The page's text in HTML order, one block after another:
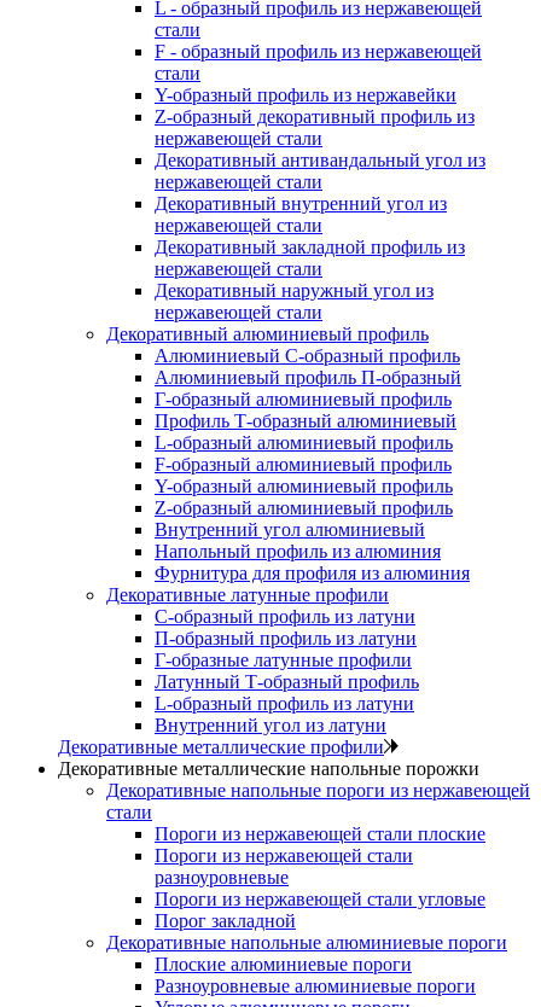
L - образный профиль из нержавеющей
стали
F - образный профиль из нержавеющей
стали
Y-образный профиль из нержавейки
Z-образный декоративный профиль из
нержавеющей стали
Декоративный антивандальный угол из
нержавеющей стали
Декоративный внутренний угол из
нержавеющей стали
Декоративный закладной профиль из
нержавеющей стали
Декоративный наружный угол из
нержавеющей стали
Декоративный алюминиевый профиль
Алюминиевый С-образный профиль
Алюминиевый профиль П-образный
Г-образный алюминиевый профиль
Профиль Т-образный алюминиевый
L-образный алюминиевый профиль
F-образный алюминиевый профиль
Y-образный алюминиевый профиль
Z-образный алюминиевый профиль
Внутренний угол алюминиевый
Напольный профиль из алюминия
Фурнитура для профиля из алюминия
Декоративные латунные профили
C-образный профиль из латуни
П-образный профиль из латуни
Г-образные латунные профили
Латунный Т-образный профиль
L-образный профиль из латуни
Внутренний угол из латуни
Декоративные металлические профили
Декоративные металлические напольные порожки
Декоративные напольные пороги из нержавеющей
стали
Пороги из нержавеющей стали плоские
Пороги из нержавеющей стали
разноуровневые
Пороги из нержавеющей стали угловые
Порог закладной
Декоративные напольные алюминиевые пороги
Плоские алюминиевые пороги
Разноуровневые алюминиевые пороги